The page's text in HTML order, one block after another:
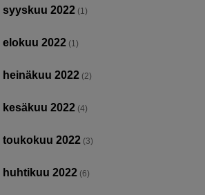
syyskuu 2022 (1)
elokuu 2022 (1)
heinäkuu 2022 (2)
kesäkuu 2022 (4)
toukokuu 2022 (3)
huhtikuu 2022 (6)